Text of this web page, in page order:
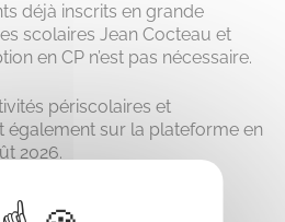
déjà inscrits en grande
scolaires Jean Cocteau et
en CP n’est pas nécessaire.
périscolaires et
également sur la plateforme en
2026.
notre